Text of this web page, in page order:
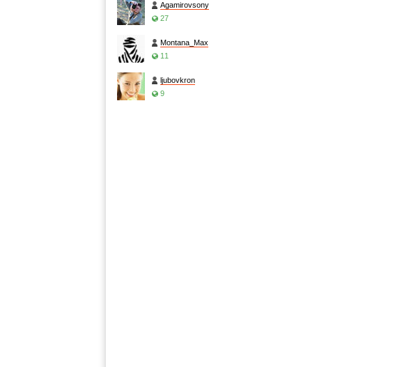
Agamirovsony
27
Montana_Max
11
ljubovkron
9